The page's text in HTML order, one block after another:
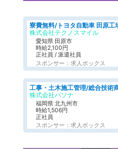
株式会社テクノスマイル
愛知県 田原市
時給2,100円
正社員 / 派遣社員
スポンサー：求人ボックス
株式会社パソナ
福岡県 北九州市
時給1,506円
正社員
スポンサー：求人ボックス